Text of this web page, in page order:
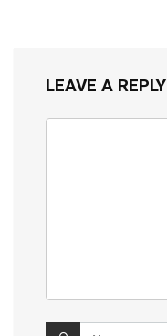
LEAVE A REPLY